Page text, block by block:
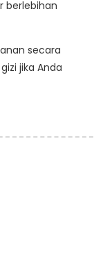
berlebihan
secara
jika Anda